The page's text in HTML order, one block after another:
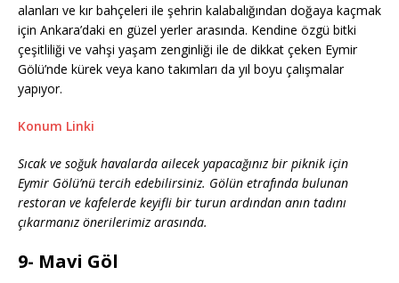
alanları ve kır bahçeleri ile şehrin kalabalığından doğaya kaçmak
için Ankara’daki en güzel yerler arasında. Kendine özgü bitki
çeşitliliği ve vahşi yaşam zenginliği ile de dikkat çeken Eymir
Gölü’nde kürek veya kano takımları da yıl boyu çalışmalar
yapıyor.
Konum Linki
Sıcak ve soğuk havalarda ailecek yapacağınız bir piknik için
Eymir Gölü’nü tercih edebilirsiniz. Gölün etrafında bulunan
restoran ve kafelerde keyifli bir turun ardından anın tadını
çıkarmanız önerilerimiz arasında.
9- Mavi Göl